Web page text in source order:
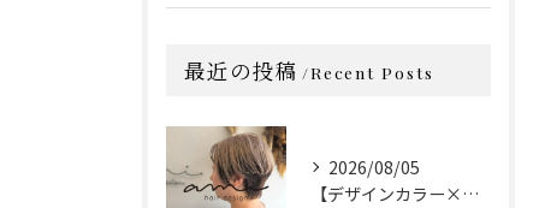
最近の投稿 Recent Posts
2026/08/05
【デザインカラー×カット】